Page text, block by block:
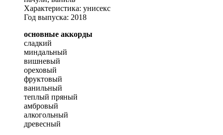
Характеристика: унисекс
Год выпуска: 2018
основные аккорды
сладкий
миндальный
вишневый
ореховый
фруктовый
ванильный
теплый пряный
амбровый
алкогольный
древесный